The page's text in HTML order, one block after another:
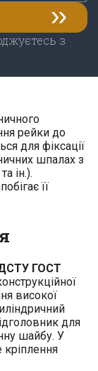
з
рейки до
для фіксації
шпалах з
ін.).
її
ГОСТ
високої
для
шайбу. У
кріплення